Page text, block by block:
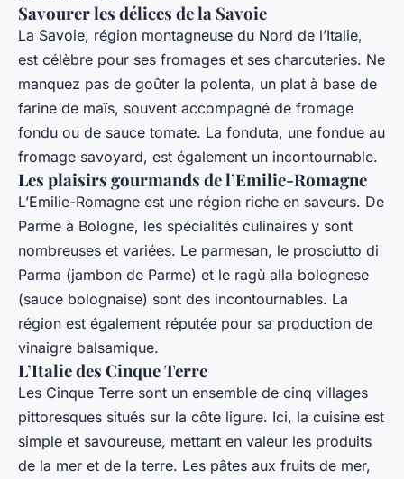
Savourer les délices de la Savoie
La Savoie, région montagneuse du Nord de l’Italie,
est célèbre pour ses fromages et ses charcuteries. Ne
manquez pas de goûter la polenta, un plat à base de
farine de maïs, souvent accompagné de fromage
fondu ou de sauce tomate. La fonduta, une fondue au
fromage savoyard, est également un incontournable.
Les plaisirs gourmands de l’Emilie-Romagne
L’Emilie-Romagne est une région riche en saveurs. De
Parme à Bologne, les spécialités culinaires y sont
nombreuses et variées. Le parmesan, le prosciutto di
Parma (jambon de Parme) et le ragù alla bolognese
(sauce bolognaise) sont des incontournables. La
région est également réputée pour sa production de
vinaigre balsamique.
L’Italie des Cinque Terre
Les Cinque Terre sont un ensemble de cinq villages
pittoresques situés sur la côte ligure. Ici, la cuisine est
simple et savoureuse, mettant en valeur les produits
de la mer et de la terre. Les pâtes aux fruits de mer,